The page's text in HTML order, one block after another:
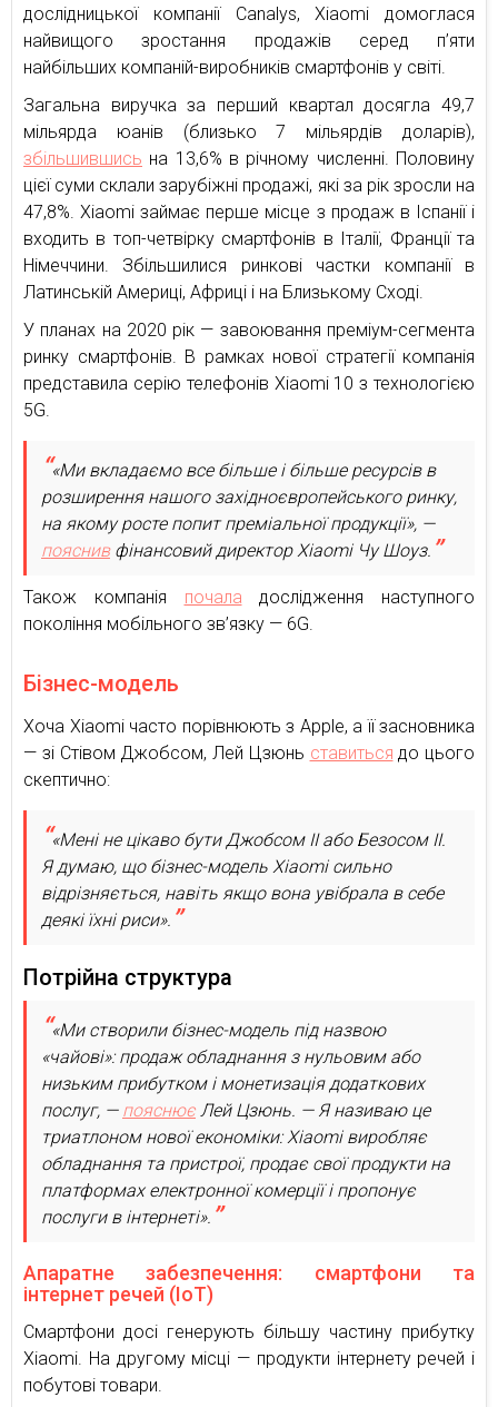
дослідницької компанії Canalys, Xiaomi домоглася
найвищого зростання продажів серед п’яти
найбільших компаній-виробників смартфонів у світі.
Загальна виручка за перший квартал досягла 49,7
мільярда юанів (близько 7 мільярдів доларів),
збільшившись на 13,6% в річному численні. Половину
цієї суми склали зарубіжні продажі, які за рік зросли на
47,8%. Xiaomi займає перше місце з продаж в Іспанії і
входить в топ-четвірку смартфонів в Італії, Франції та
Німеччини. Збільшилися ринкові частки компанії в
Латинській Америці, Африці і на Близькому Сході.
У планах на 2020 рік — завоювання преміум-сегмента
ринку смартфонів. В рамках нової стратегії компанія
представила серію телефонів Xiaomi 10 з технологією
5G.
«Ми вкладаємо все більше і більше ресурсів в
розширення нашого західноєвропейського ринку,
на якому росте попит преміальної продукції», —
пояснивфінансовий директор Xiaomi Чу Шоуз.
Також компанія почала дослідження наступного
покоління мобільного зв’язку — 6G.
Бізнес-модель
Хоча Xiaomi часто порівнюють з Apple, а її засновника
— зі Стівом Джобсом, Лей Цзюнь ставиться до цього
скептично:
«Мені не цікаво бути Джобсом II або Безосом II.
Я думаю, що бізнес-модель Xiaomi сильно
відрізняється, навіть якщо вона увібрала в себе
деякі їхні риси».
Потрійна структура
«Ми створили бізнес-модель під назвою
«чайові»: продаж обладнання з нульовим або
низьким прибутком і монетизація додаткових
послуг, — пояснює Лей Цзюнь. — Я називаю це
триатлоном нової економіки: Xiaomi виробляє
обладнання та пристрої, продає свої продукти на
платформах електронної комерції і пропонує
послуги в інтернеті».
Апаратне забезпечення: смартфони та
інтернет речей (IoT)
Смартфони досі генерують більшу частину прибутку
Xiaomi. На другому місці — продукти інтернету речей і
побутові товари.